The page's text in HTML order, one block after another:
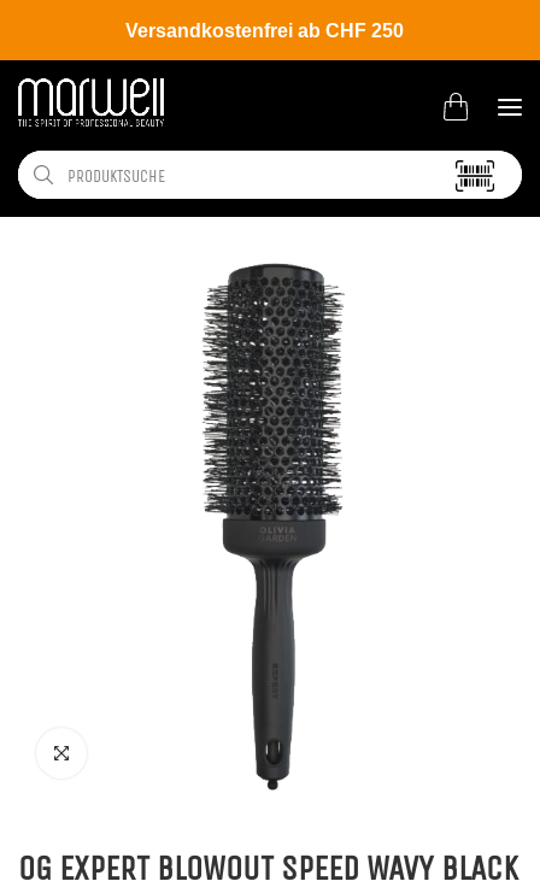
Versandkostenfrei ab CHF 250
Shop Brands Olivia Garden
OG EXPERT BLOWOUT SPEED WAVY BLACK